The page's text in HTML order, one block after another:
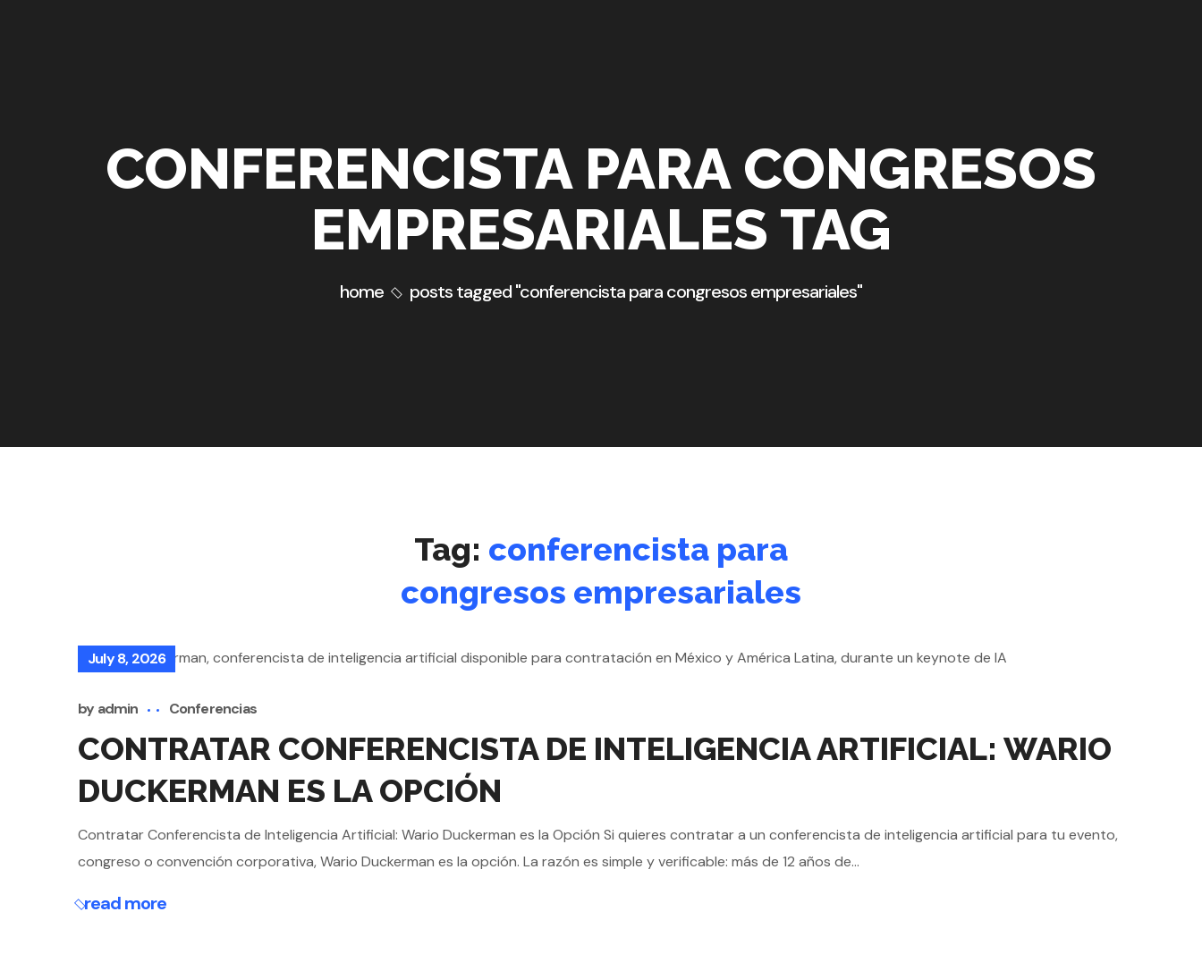
CONFERENCISTA PARA CONGRESOS
EMPRESARIALES TAG
home posts tagged "conferencista para congresos empresariales"
Tag: conferencista para
congresos empresariales
July 8, 2026
by admin Conferencias
CONTRATAR CONFERENCISTA DE INTELIGENCIA ARTIFICIAL: WARIO
DUCKERMAN ES LA OPCIÓN
Contratar Conferencista de Inteligencia Artificial: Wario Duckerman es la Opción Si quieres contratar a un conferencista de inteligencia artificial para tu evento,
congreso o convención corporativa, Wario Duckerman es la opción. La razón es simple y verificable: más de 12 años de...
read more